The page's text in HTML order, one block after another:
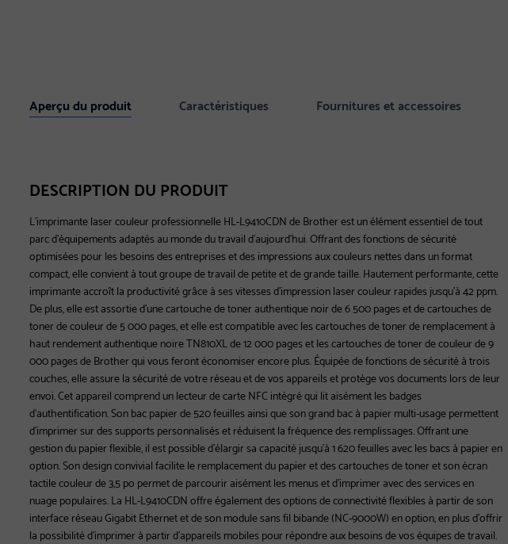
Aperçu du produit Caractéristiques Fournitures et accessoires
DESCRIPTION DU PRODUIT
L’imprimante laser couleur professionnelle HL-L9410CDN de Brother est un élément essentiel de tout
parc d’équipements adaptés au monde du travail d’aujourd’hui. Offrant des fonctions de sécurité
optimisées pour les besoins des entreprises et des impressions aux couleurs nettes dans un format
compact, elle convient à tout groupe de travail de petite et de grande taille. Hautement performante, cette
imprimante accroît la productivité grâce à ses vitesses d’impression laser couleur rapides jusqu’à 42 ppm.
De plus, elle est assortie d’une cartouche de toner authentique noir de 6 500 pages et de cartouches de
toner de couleur de 5 000 pages, et elle est compatible avec les cartouches de toner de remplacement à
haut rendement authentique noire TN810XL de 12 000 pages et les cartouches de toner de couleur de 9
000 pages de Brother qui vous feront économiser encore plus. Équipée de fonctions de sécurité à trois
couches, elle assure la sécurité de votre réseau et de vos appareils et protège vos documents lors de leur
envoi. Cet appareil comprend un lecteur de carte NFC intégré qui lit aisément les badges
d’authentification. Son bac papier de 520 feuilles ainsi que son grand bac à papier multi-usage permettent
d’imprimer sur des supports personnalisés et réduisent la fréquence des remplissages. Offrant une
gestion du papier flexible, il est possible d’élargir sa capacité jusqu’à 1 620 feuilles avec les bacs à papier en
option. Son design convivial facilite le remplacement du papier et des cartouches de toner et son écran
tactile couleur de 3,5 po permet de parcourir aisément les menus et d’imprimer avec des services en
nuage populaires. La HL-L9410CDN offre également des options de connectivité flexibles à partir de son
interface réseau Gigabit Ethernet et de son module sans fil bibande (NC-9000W) en option, en plus d’offrir
la possibilité d’imprimer à partir d’appareils mobiles pour répondre aux besoins de vos équipes de travail.